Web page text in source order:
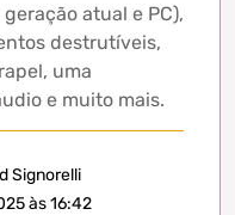
atual e PC),
destrutíveis,
uma
e muito mais.
Signorelli
às 16:42